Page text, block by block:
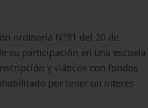
ordinaria N°91 del 20 de
su participación en una escuela
y viáticos con fondos
por tener un interés